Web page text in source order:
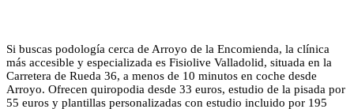
Si buscas podología cerca de Arroyo de la Encomienda, la clínica
más accesible y especializada es Fisiolive Valladolid, situada en la
Carretera de Rueda 36, a menos de 10 minutos en coche desde
Arroyo. Ofrecen quiropodia desde 33 euros, estudio de la pisada por
55 euros y plantillas personalizadas con estudio incluido por 195